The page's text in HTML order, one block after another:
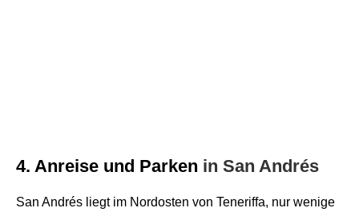
4. Anreise und Parken in San Andrés
San Andrés liegt im Nordosten von Teneriffa, nur wenige